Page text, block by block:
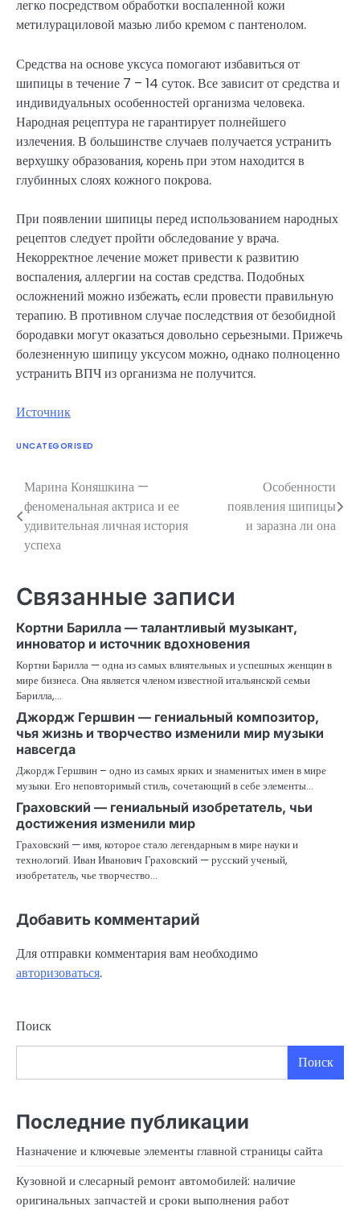
легко посредством обработки воспаленной кожи
метилурациловой мазью либо кремом с пантенолом.
Средства на основе уксуса помогают избавиться от
шипицы в течение 7 – 14 суток. Все зависит от средства и
индивидуальных особенностей организма человека.
Народная рецептура не гарантирует полнейшего
излечения. В большинстве случаев получается устранить
верхушку образования, корень при этом находится в
глубинных слоях кожного покрова.
При появлении шипицы перед использованием народных
рецептов следует пройти обследование у врача.
Некорректное лечение может привести к развитию
воспаления, аллергии на состав средства. Подобных
осложнений можно избежать, если провести правильную
терапию. В противном случае последствия от безобидной
бородавки могут оказаться довольно серьезными. Прижечь
болезненную шипицу уксусом можно, однако полноценно
устранить ВПЧ из организма не получится.
Источник
UNCATEGORISED
Навигация
по
записям
Марина Коняшкина —
феноменальная актриса и ее
удивительная личная история
успеха
Особенности
появления шипицы
и заразна ли она
Связанные записи
Кортни Барилла — талантливый музыкант,
инноватор и источник вдохновения
Кортни Барилла — одна из самых влиятельных и успешных женщин в
мире бизнеса. Она является членом известной итальянской семьи
Барилла,…
Джордж Гершвин — гениальный композитор,
чья жизнь и творчество изменили мир музыки
навсегда
Джордж Гершвин – одно из самых ярких и знаменитых имен в мире
музыки. Его неповторимый стиль, сочетающий в себе элементы…
Граховский — гениальный изобретатель, чьи
достижения изменили мир
Граховский — имя, которое стало легендарным в мире науки и
технологий. Иван Иванович Граховский — русский ученый,
изобретатель, чье творчество…
Добавить комментарий
Для отправки комментария вам необходимо
авторизоваться.
Поиск
Поиск
Последние публикации
Назначение и ключевые элементы главной страницы сайта
Кузовной и слесарный ремонт автомобилей: наличие
оригинальных запчастей и сроки выполнения работ